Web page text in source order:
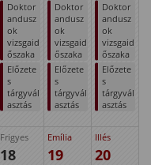
Doktor
andusz
ok
vizsgaid
őszaka
Előzete
s
tárgyvál
asztás
Doktor
andusz
ok
vizsgaid
őszaka
Előzete
s
tárgyvál
asztás
Doktor
andusz
ok
vizsgaid
őszaka
Előzete
s
tárgyvál
asztás
Frigyes
18
Emília
19
Illés
20